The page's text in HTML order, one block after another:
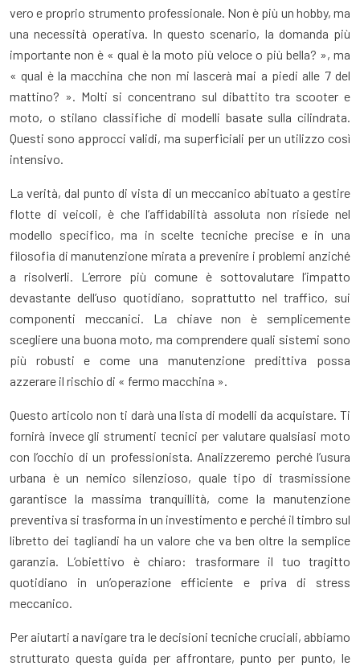
vero e proprio strumento professionale. Non è più un hobby, ma
una necessità operativa. In questo scenario, la domanda più
importante non è « qual è la moto più veloce o più bella? », ma
« qual è la macchina che non mi lascerà mai a piedi alle 7 del
mattino? ». Molti si concentrano sul dibattito tra scooter e
moto, o stilano classifiche di modelli basate sulla cilindrata.
Questi sono approcci validi, ma superficiali per un utilizzo così
intensivo.
La verità, dal punto di vista di un meccanico abituato a gestire
flotte di veicoli, è che l’affidabilità assoluta non risiede nel
modello specifico, ma in scelte tecniche precise e in una
filosofia di manutenzione mirata a prevenire i problemi anziché
a risolverli. L’errore più comune è sottovalutare l’impatto
devastante dell’uso quotidiano, soprattutto nel traffico, sui
componenti meccanici. La chiave non è semplicemente
scegliere una buona moto, ma comprendere quali sistemi sono
più robusti e come una manutenzione predittiva possa
azzerare il rischio di « fermo macchina ».
Questo articolo non ti darà una lista di modelli da acquistare. Ti
fornirà invece gli strumenti tecnici per valutare qualsiasi moto
con l’occhio di un professionista. Analizzeremo perché l’usura
urbana è un nemico silenzioso, quale tipo di trasmissione
garantisce la massima tranquillità, come la manutenzione
preventiva si trasforma in un investimento e perché il timbro sul
libretto dei tagliandi ha un valore che va ben oltre la semplice
garanzia. L’obiettivo è chiaro: trasformare il tuo tragitto
quotidiano in un’operazione efficiente e priva di stress
meccanico.
Per aiutarti a navigare tra le decisioni tecniche cruciali, abbiamo
strutturato questa guida per affrontare, punto per punto, le